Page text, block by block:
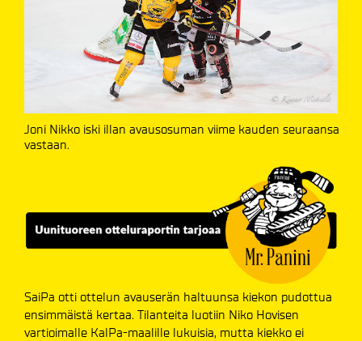
Joni Nikko iski illan avausosuman viime kauden seuraansa
vastaan.
SaiPa otti ottelun avauserän haltuunsa kiekon pudottua
ensimmäistä kertaa. Tilanteita luotiin Niko Hovisen
vartioimalle KalPa-maalille lukuisia, mutta kiekko ei